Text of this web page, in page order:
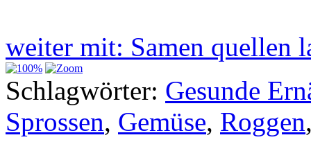
weiter mit: Samen quellen
Schlagwörter: Gesunde
Sprossen, Gemüse, Roggen